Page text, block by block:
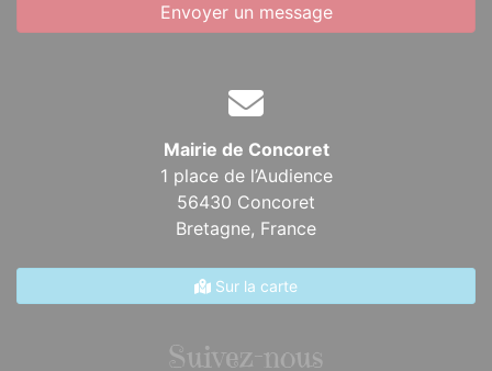
Envoyer un message
Mairie de Concoret
1 place de l’Audience
56430 Concoret
Bretagne, France
Sur la carte
Suivez-nous